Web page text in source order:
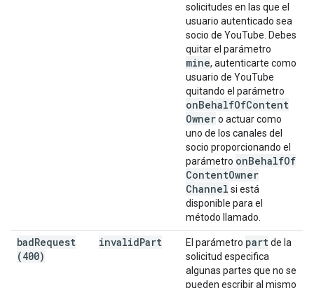
solicitudes en las que el
usuario autenticado sea
socio de YouTube. Debes
quitar el parámetro
mine, autenticarte como
usuario de YouTube
quitando el parámetro
onBehalfOfContent
Ownero actuar como
uno de los canales del
socio proporcionando el
parámetro onBehalfOf
ContentOwner
Channel si está
disponible para el
método llamado.
badRequest
(400)
invalidPart El parámetro partde la
solicitud especifica
algunas partes que no se
pueden escribir al mismo